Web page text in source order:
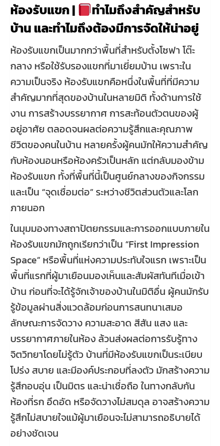
ห้องรับแขก |
ทำไมถึงสำคัญสำหรับ
บ้าน และทำไมถึงต้องมีการจัดให้น่าอยู่
ห้องรับแขกเป็นมากกว่าพื้นที่สำหรับตั้งโซฟา โต๊ะ
กลาง หรือใช้รับรองแขกที่มาเยี่ยมบ้าน เพราะใน
ความเป็นจริง ห้องรับแขกคือหนึ่งในพื้นที่ที่มีความ
สำคัญมากที่สุดของบ้านในหลายมิติ ทั้งด้านการใช้
งาน การสร้างบรรยากาศ การสะท้อนตัวตนของผู้
อยู่อาศัย ตลอดจนผลต่อความรู้สึกและคุณภาพ
ชีวิตของคนในบ้าน หลายครั้งผู้คนมักให้ความสำคัญ
กับห้องนอนหรือห้องครัวเป็นหลัก แต่กลับมองข้าม
ห้องรับแขก ทั้งที่พื้นที่นี้เป็นศูนย์กลางของกิจกรรม
และเป็น “จุดเชื่อมต่อ” ระหว่างชีวิตส่วนตัวและโลก
ภายนอก
ในมุมมองทางสถาปัตยกรรมและการออกแบบภายใน
ห้องรับแขกมักถูกเรียกว่าเป็น “First Impression
Space” หรือพื้นที่แห่งความประทับใจแรก เพราะเป็น
พื้นที่แรกที่ผู้มาเยือนมองเห็นและสัมผัสทันทีเมื่อเข้า
บ้าน ก่อนที่จะได้รู้จักเจ้าของบ้านในมิติอื่น ผู้คนมักรับ
รู้ข้อมูลผ่านสิ่งแวดล้อมก่อนการสนทนาเสมอ
ลักษณะการจัดวาง ความสะอาด สีสัน แสง และ
บรรยากาศภายในห้อง ล้วนส่งผลต่อการรับรู้ทาง
จิตวิทยาโดยไม่รู้ตัว บ้านที่มีห้องรับแขกเป็นระเบียบ
โปร่ง สบาย และมีองค์ประกอบที่ลงตัว มักสร้างความ
รู้สึกอบอุ่น เป็นมิตร และน่าเชื่อถือ ในทางกลับกัน
ห้องที่รก อึดอัด หรือจัดวางไม่สมดุล อาจสร้างความ
รู้สึกไม่สบายใจแม้ผู้มาเยือนจะไม่สามารถอธิบายได้
อย่างชัดเจน